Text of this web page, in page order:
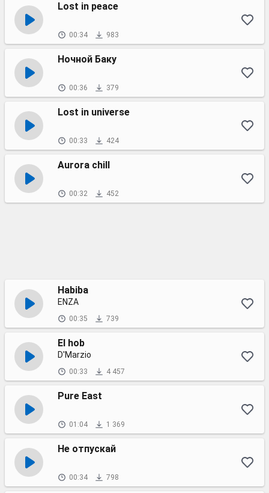
Lost in peace
00:34 983
Ночной Баку
00:36 379
Lost in universe
00:33 424
Aurora chill
00:32 452
Habiba
ENZA
00:35 739
El hob
D'Marzio
00:33 4 457
Pure East
01:04 1 369
Не отпускай
00:34 798